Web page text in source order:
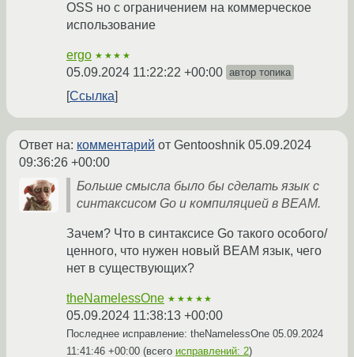
OSS но с ограничением на коммерческое
использование
ergo ★★★★
05.09.2024 11:22:22 +00:00 автор топика
Ссылка
Ответ на: комментарий от Gentooshnik 05.09.2024
09:36:26 +00:00
Больше смысла было бы сделать язык с
синтаксисом Go и компиляцией в BEAM.
Зачем? Что в синтаксисе Go такого особого/
ценного, что нужен новый BEAM язык, чего
нет в существующих?
theNamelessOne ★★★★★
05.09.2024 11:38:13 +00:00
Последнее исправление: theNamelessOne 05.09.2024
11:41:46 +00:00 (всего исправлений: 2)